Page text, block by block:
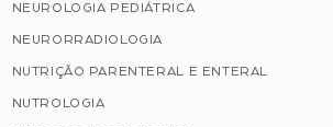
NEUROLOGIA PEDIÁTRICA
NEURORRADIOLOGIA
NUTRIÇÃO PARENTERAL E ENTERAL
NUTROLOGIA